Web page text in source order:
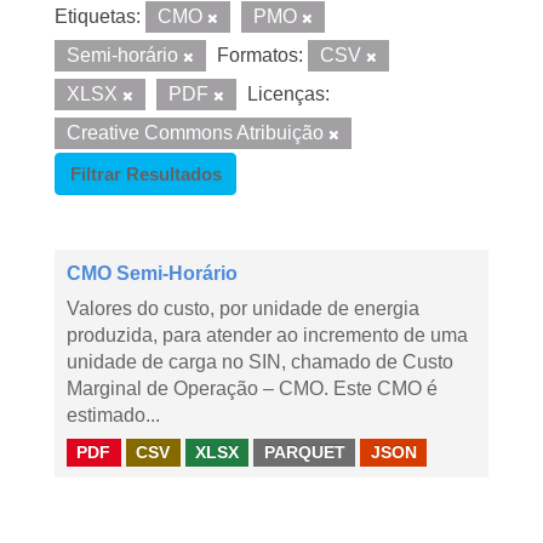
Etiquetas: CMO
PMO
Semi-horário
Formatos:
CSV
XLSX
PDF
Licenças:
Creative Commons Atribuição
Filtrar Resultados
CMO Semi-Horário
Valores do custo, por unidade de energia
produzida, para atender ao incremento de uma
unidade de carga no SIN, chamado de Custo
Marginal de Operação – CMO. Este CMO é
estimado...
PDF CSV XLSX PARQUET JSON